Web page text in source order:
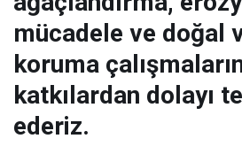
mücadele ve doğal
koruma
katkılardan dolayı
ederiz.